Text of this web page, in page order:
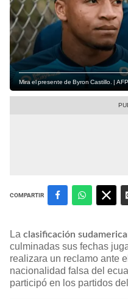
Mira el presente de Byron Castillo. |
COMPARTIR
La clasificación
culminadas sus fechas
realizara un reclamo ante
nacionalidad falsa del
participó en los partidos